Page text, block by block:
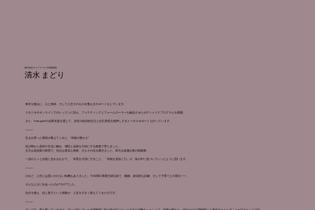
​株式会社マイアドール 代表取締役
清水 まどり
東京を拠点に、心と身体、そして人生そのものを整えるサポートをしています。
スタジオやオンラインでのレッスンに加え、ファスティングとフォームローラーを融合させたボディメイクプログラムを展開。
また、Instagramや起業支援を通じて、女性の経済的自立と自己実現を後押しするトータルサポートも行っています。
生まれ育った環境が教えてくれた、“本物の豊かさ”
幼少期から芸術や文化に触れ、感性と品格を大切にする家庭で育ちました。
父方は芸術家の家系で、祖父は著名な画家、父もその志を継ぎました。母方は老舗企業の創業家。
一流の人々と自然に交わるなかで、「本質を大切にすること」「本物を見抜く力」が、私の中に息づいていったように思います。
けれど、人生には思いがけない転機もありました。10年間の専業主婦を経て、離婚、経済的な試練、そして子育てとの両立——。
そんなときに出会ったのが“ヨガ”でした。
自分を整え、信じ直すという体験が、人生を大きく変えてくれたのです。